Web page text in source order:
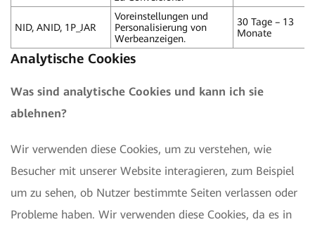
NID, ANID, 1P_JAR
Voreinstellungen und
Personalisierung von
Werbeanzeigen.
30 Tage – 13
Monate
Analytische Cookies
Was sind analytische Cookies und kann ich sie
ablehnen?
Wir verwenden diese Cookies, um zu verstehen, wie
Besucher mit unserer Website interagieren, zum Beispiel
um zu sehen, ob Nutzer bestimmte Seiten verlassen oder
Probleme haben. Wir verwenden diese Cookies, da es in